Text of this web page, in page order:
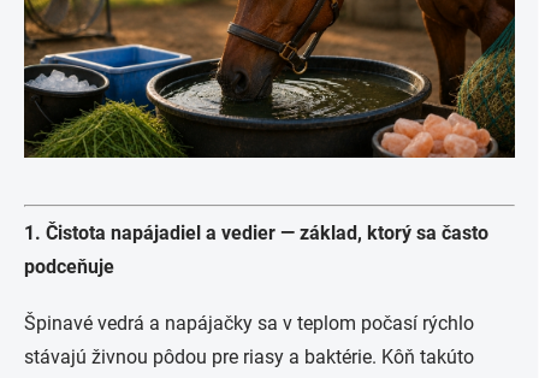
1. Čistota napájadiel a vedier — základ, ktorý sa často
podceňuje
Špinavé vedrá a napájačky sa v teplom počasí rýchlo
stávajú živnou pôdou pre riasy a baktérie. Kôň takúto